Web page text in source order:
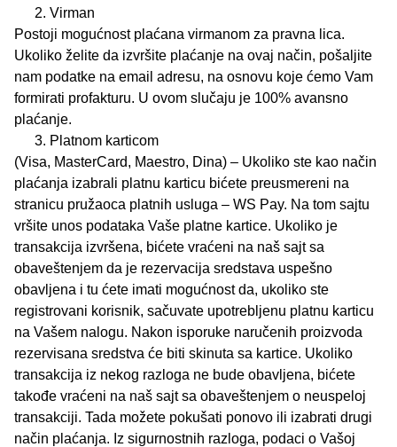
Virman
Postoji mogućnost plaćana virmanom za pravna lica.
Ukoliko želite da izvršite plaćanje na ovaj način, pošaljite
nam podatke na email adresu, na osnovu koje ćemo Vam
formirati profakturu. U ovom slučaju je 100% avansno
plaćanje.
Platnom karticom
(Visa, MasterCard, Maestro, Dina) – Ukoliko ste kao način
plaćanja izabrali platnu karticu bićete preusmereni na
stranicu pružaoca platnih usluga – WS Pay. Na tom sajtu
vršite unos podataka Vaše platne kartice. Ukoliko je
transakcija izvršena, bićete vraćeni na naš sajt sa
obaveštenjem da je rezervacija sredstava uspešno
obavljena i tu ćete imati mogućnost da, ukoliko ste
registrovani korisnik, sačuvate upotrebljenu platnu karticu
na Vašem nalogu. Nakon isporuke naručenih proizvoda
rezervisana sredstva će biti skinuta sa kartice. Ukoliko
transakcija iz nekog razloga ne bude obavljena, bićete
takođe vraćeni na naš sajt sa obaveštenjem o neuspeloj
transakciji. Tada možete pokušati ponovo ili izabrati drugi
način plaćanja. Iz sigurnostnih razloga, podaci o Vašoj